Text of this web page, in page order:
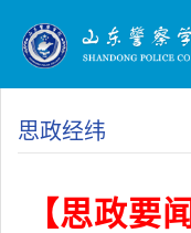
思政经纬
【思政要